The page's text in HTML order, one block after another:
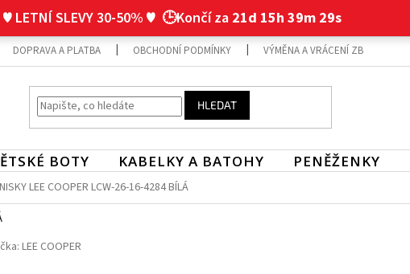
♥ LETNÍ SLEVY 30-50% ♥ 🕒Končí za 21d 15h 39m 29s
DOPRAVA A PLATBA OBCHODNÍ PODMÍNKY VÝMĚNA A VRÁCENÍ ZBOŽÍ
HLEDAT
BOTY KABELKY A BATOHY PENĚŽENKY
LEE COOPER LCW-26-16-4284 BÍLÁ
LEE COOPER